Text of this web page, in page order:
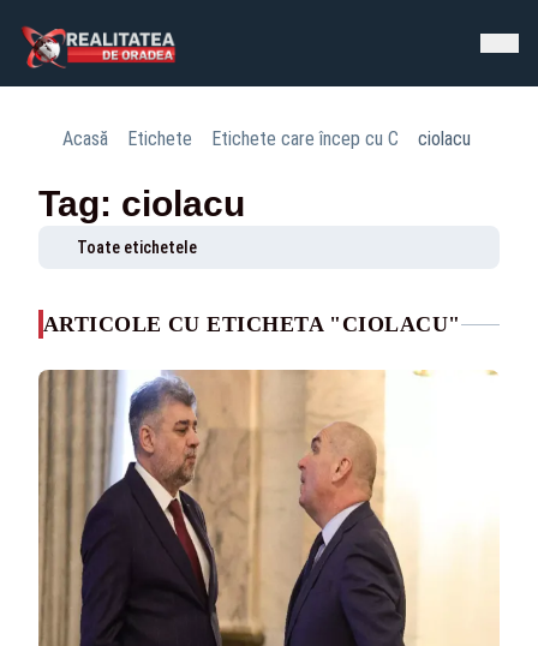
Acasă Etichete Etichete care încep cu C ciolacu
Tag: ciolacu
Toate etichetele
ARTICOLE CU ETICHETA "CIOLACU"